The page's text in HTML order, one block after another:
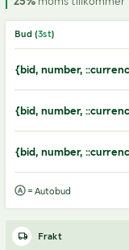
Bud (3st)
{bid, number,
{bid, number,
{bid, number,
= Autobud
Frakt